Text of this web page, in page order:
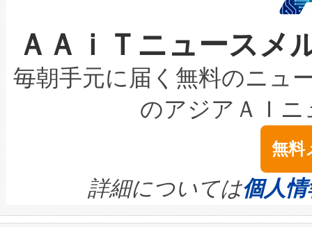
取得できる可能性もあります
設には、3億～4億ドルかか
最高経営責任者（CEO）であ
す。「当社のfully-connected
ームを利用すれば、6,000万
きます。この効率性は、フェ
限を超えて利用可能な電力容
持できるよう貢献します。こ
ービスレベル契約（SLA）違
テリー性能の劣化によるダウ
念は、現在データセンターが
ます。 Voltaiq provides a
quality and reliability for AI
BESS stack to ensure battery
なレーザースポットにより、
な環境下でも豊かなディテー
キロメートル範囲を検出
LiDAR for Inspections,
は1535 nmレーザーを搭載。
イズの小径化を実現すること
す。ノーマルモードでは、
ートル先まで検出でき、これ
ＡＡｉＴニュース
毎朝手元に届く無料のニュ
のアジアＡＩ
無料
詳細については個人